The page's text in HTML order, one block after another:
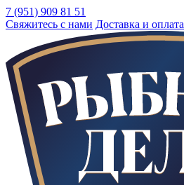
7 (951) 909 81 51
Свяжитесь с нами Доставка и оплата